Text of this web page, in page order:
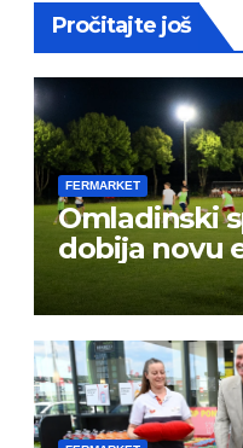
Pročitajte još
FERMARKET
Omladinski
dobija novu